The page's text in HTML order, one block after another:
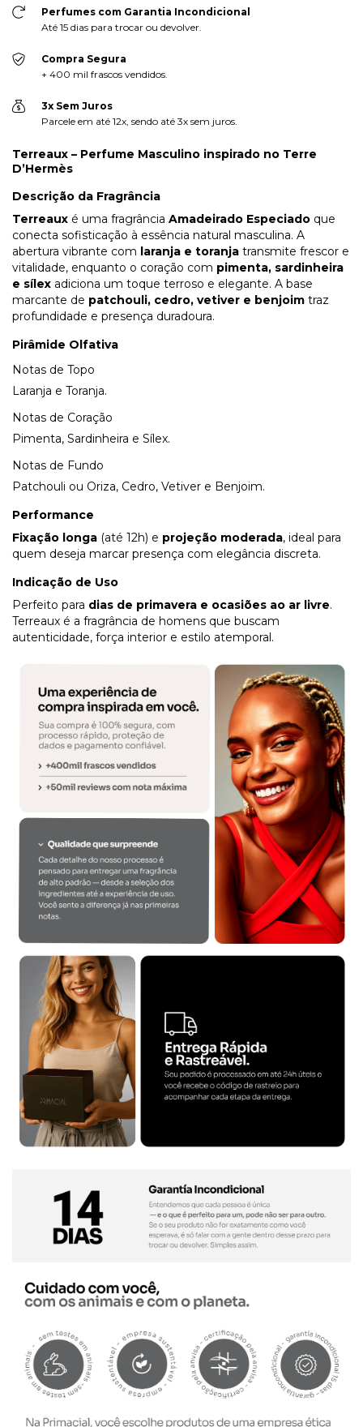
Perfumes com Garantia Incondicional
Até 15 dias para trocar ou devolver.
Compra Segura
+ 400 mil frascos vendidos.
3x Sem Juros
Parcele em até 12x, sendo até 3x sem juros.
Terreaux – Perfume Masculino inspirado no Terre
D’Hermès
Descrição da Fragrância
Terreaux é uma fragrância Amadeirado Especiado que
conecta sofisticação à essência natural masculina. A
abertura vibrante com laranja e toranja transmite frescor e
vitalidade, enquanto o coração com pimenta, sardinheira
e sílex adiciona um toque terroso e elegante. A base
marcante de patchouli, cedro, vetiver e benjoim traz
profundidade e presença duradoura.
Pirâmide Olfativa
Notas de Topo
Laranja e Toranja.
Notas de Coração
Pimenta, Sardinheira e Sílex.
Notas de Fundo
Patchouli ou Oriza, Cedro, Vetiver e Benjoim.
Performance
Fixação longa (até 12h) e projeção moderada, ideal para
quem deseja marcar presença com elegância discreta.
Indicação de Uso
Perfeito para dias de primavera e ocasiões ao ar livre.
Terreaux é a fragrância de homens que buscam
autenticidade, força interior e estilo atemporal.